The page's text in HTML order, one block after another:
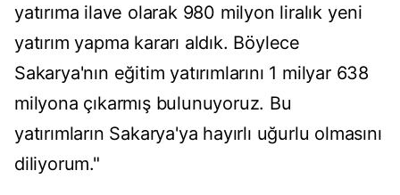
yatırıma ilave olarak 980 milyon liralık yeni
yatırım yapma kararı aldık. Böylece
Sakarya'nın eğitim yatırımlarını 1 milyar 638
milyona çıkarmış bulunuyoruz. Bu
yatırımların Sakarya'ya hayırlı uğurlu olmasını
diliyorum."